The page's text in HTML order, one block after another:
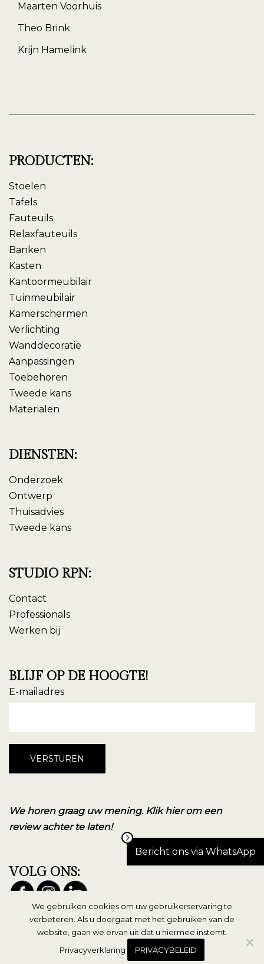
Maarten Voorhuis
Theo Brink
Krijn Hamelink
PRODUCTEN:
Stoelen
Tafels
Fauteuils
Relaxfauteuils
Banken
Kasten
Kantoormeubilair
Tuinmeubilair
Kamerschermen
Verlichting
Wanddecoratie
Aanpassingen
Toebehoren
Tweede kans
Materialen
DIENSTEN:
Onderzoek
Ontwerp
Thuisadvies
Tweede kans
STUDIO RPN:
Contact
Professionals
Werken bij
BLIJF OP DE HOOGTE!
E-mailadres
We horen graag uw mening. Klik hier om een
review achter te laten!
VOLG ONS:
Bericht ons via WhatsApp
We gebruiken cookies om uw gebruikerservaring te
verbeteren. Als u doorgaat met het gebruiken van de
website, gaan we ervan uit dat u hiermee instemt.
Privacyverklaring
PRIVACYBELEID